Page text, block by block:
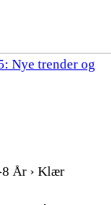
Nye trender og
8 År › Klær